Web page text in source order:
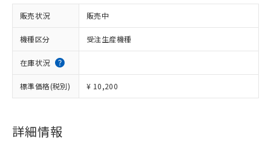
販売状況 販売中
機種区分 受注生産機種
在庫状況
標準価格(税別) ¥ 10,200
詳細情報